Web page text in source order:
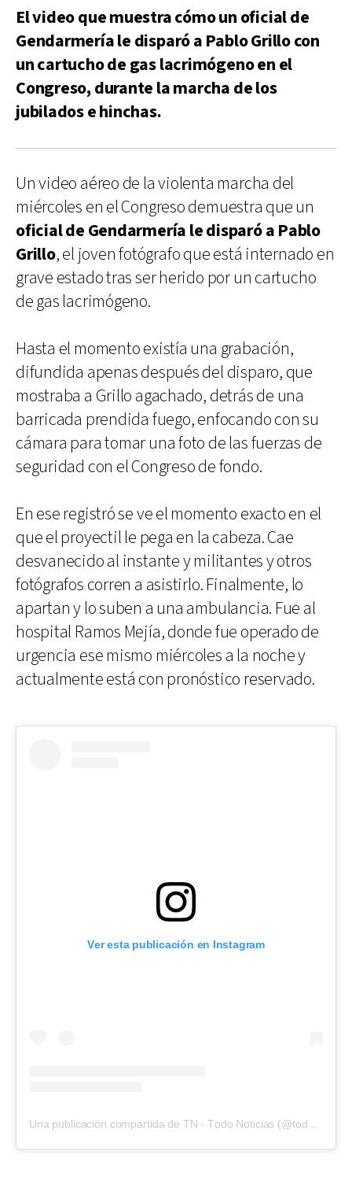
El video que muestra cómo un oficial de
Gendarmería le disparó a Pablo Grillo con
un cartucho de gas lacrimógeno en el
Congreso, durante la marcha de los
jubilados e hinchas.
Un video aéreo de la violenta marcha del
miércoles en el Congreso demuestra que un
oficial de Gendarmería le disparó a Pablo
Grillo, el joven fotógrafo que está internado en
grave estado tras ser herido por un cartucho
de gas lacrimógeno.
Hasta el momento existía una grabación,
difundida apenas después del disparo, que
mostraba a Grillo agachado, detrás de una
barricada prendida fuego, enfocando con su
cámara para tomar una foto de las fuerzas de
seguridad con el Congreso de fondo.
En ese registró se ve el momento exacto en el
que el proyectil le pega en la cabeza. Cae
desvanecido al instante y militantes y otros
fotógrafos corren a asistirlo. Finalmente, lo
apartan y lo suben a una ambulancia. Fue al
hospital Ramos Mejía, donde fue operado de
urgencia ese mismo miércoles a la noche y
actualmente está con pronóstico reservado.
Ver esta publicación en Instagram